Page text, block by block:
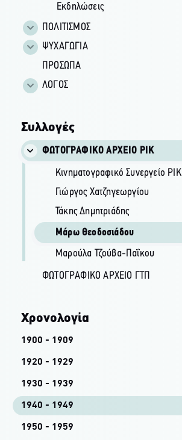
Εκδηλώσεις
ΠΟΛΙΤΙΣΜΟΣ
ΨΥΧΑΓΩΓΙΑ
ΠΡΟΣΩΠΑ
ΛΟΓΟΣ
Συλλογές
ΦΩΤΟΓΡΑΦΙΚΌ ΑΡΧΕΊΟ ΡΙΚ
Κινηματογραφικό Συνεργείο ΡΙΚ
Γιώργος Χατζηγεωργίου
Τάκης Δημητριάδης
Μάρω Θεοδοσιάδου
Μαρούλα Τζούβα-Παΐκου
ΦΩΤΟΓΡΑΦΙΚΌ ΑΡΧΕΊΟ ΓΤΠ
Χρονολογία
1900 - 1909
1920 - 1929
1930 - 1939
1940 - 1949
1950 - 1959